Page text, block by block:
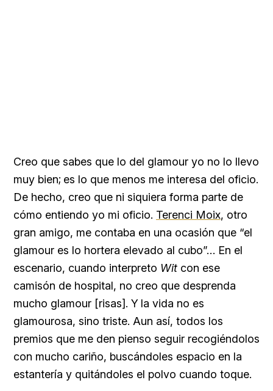
Creo que sabes que lo del glamour yo no lo llevo
muy bien; es lo que menos me interesa del oficio.
De hecho, creo que ni siquiera forma parte de
cómo entiendo yo mi oficio. Terenci Moix, otro
gran amigo, me contaba en una ocasión que “el
glamour es lo hortera elevado al cubo”… En el
escenario, cuando interpreto Wit con ese
camisón de hospital, no creo que desprenda
mucho glamour [risas]. Y la vida no es
glamourosa, sino triste. Aun así, todos los
premios que me den pienso seguir recogiéndolos
con mucho cariño, buscándoles espacio en la
estantería y quitándoles el polvo cuando toque.